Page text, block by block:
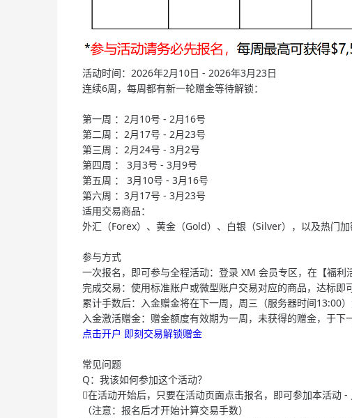
活动时间：2026年2月10日 - 2026年3月23日
连续6周，每周都有新一轮赠金等待解锁：
第一周 ：2月10号 - 2月16号
第二周 ：2月17号 - 2月23号
第三周 ：2月24号 - 3月2号
第四周 ： 3月3号 - 3月9号
第五周 ： 3月10号 - 3月16号
第六周 ：3月17号 - 3月23号
适用交易商品：
外汇（Forex）、黄金（Gold）、白银（Silver），以及热门加
参与方式
一次报名，即可参与全程活动：登录 XM 会员专区，在【福利
完成交易：使用标准账户或微型账户交易对应的商品，达标即
累计手数后：入金赠金将在下一周，周三（服务器时间13:00）
入金激活赠金：赠金额度有效期为一周，未获得的赠金，于
点击开户 即刻交易解锁赠金
常见问题
Q：我该如何参加这个活动？
在活动开始后，只要在活动页面点击报名，即可参加本活动 -
（注意：报名后才开始计算交易手数）